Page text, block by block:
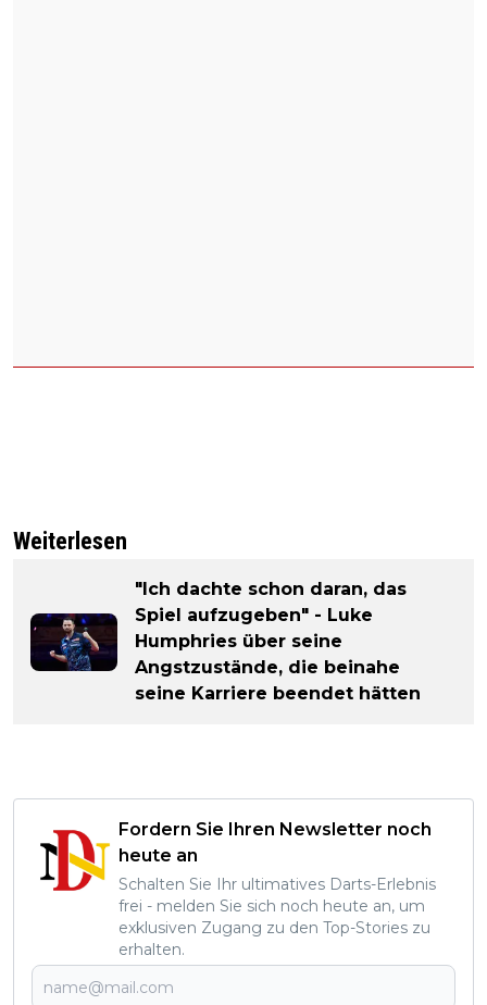
Weiterlesen
"Ich dachte schon daran, das
Spiel aufzugeben" - Luke
Humphries über seine
Angstzustände, die beinahe
seine Karriere beendet hätten
Fordern Sie Ihren Newsletter noch
heute an
Schalten Sie Ihr ultimatives Darts-Erlebnis
frei - melden Sie sich noch heute an, um
exklusiven Zugang zu den Top-Stories zu
erhalten.